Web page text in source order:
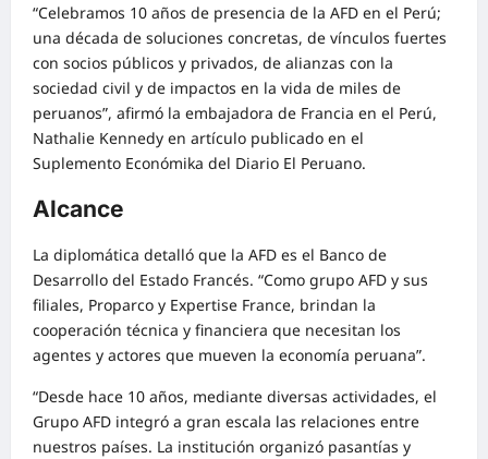
“Celebramos 10 años de presencia de la AFD en el Perú;
una década de soluciones concretas, de vínculos fuertes
con socios públicos y privados, de alianzas con la
sociedad civil y de impactos en la vida de miles de
peruanos”, afirmó la embajadora de Francia en el Perú,
Nathalie Kennedy en artículo publicado en el
Suplemento Económika del Diario El Peruano.
Alcance
La diplomática detalló que la AFD es el Banco de
Desarrollo del Estado Francés. “Como grupo AFD y sus
filiales, Proparco y Expertise France, brindan la
cooperación técnica y financiera que necesitan los
agentes y actores que mueven la economía peruana”.
“Desde hace 10 años, mediante diversas actividades, el
Grupo AFD integró a gran escala las relaciones entre
nuestros países. La institución organizó pasantías y